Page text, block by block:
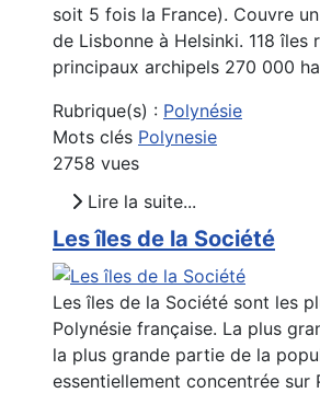
soit 5 fois la France). Couvre
de Lisbonne à Helsinki. 118 îles
principaux archipels 270 000
Rubrique(s) : Polynésie
Mots clés Polynesie
2758 vues
Lire la suite...
Les îles de la Société
Les îles de la Société sont les
Polynésie française. La plus
la plus grande partie de la
essentiellement concentrée sur